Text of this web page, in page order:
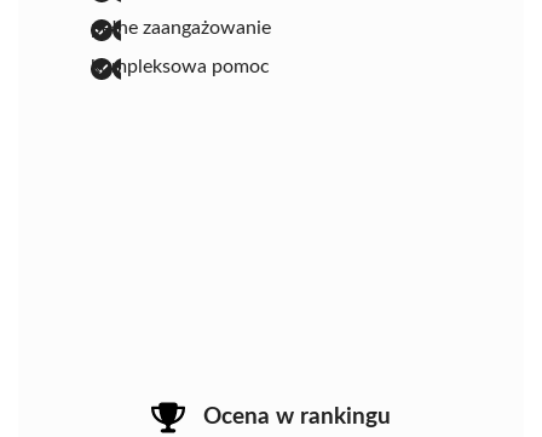
pełne zaangażowanie
kompleksowa pomoc
Ocena w rankingu